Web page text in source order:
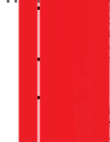
Mua sai loại
loại sò lạnh
Lắp sai loại
động hoặc
Lắp đặt sai
sai có thể
Không
là hậu quả
Nếu chỉ
sẽ sớm lặp lại.